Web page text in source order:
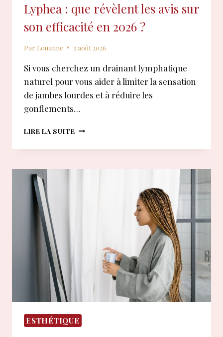
Lyphea : que révèlent les avis sur
son efficacité en 2026 ?
Par Louanne 3 août 2026
Si vous cherchez un drainant lymphatique
naturel pour vous aider à limiter la sensation
de jambes lourdes et à réduire les
gonflements…
LIRE LA SUITE LYPHEA
QUE
LES
ESTHÉTIQUE